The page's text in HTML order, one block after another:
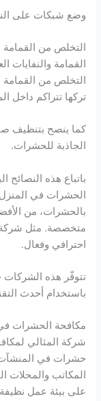
وضع شبكات على
التخلص من
القمامة والنفايات
التخلص من
تركها تتراكم داخل
كما ينصح بتنظيف
الجاذبة للحشرات.
باتباع هذه
الحشرات في
بالحشرات، من
متخصصة. مثل شركة
احترافي وفعال.
تتوفّر هذه
باستخدام أحدث
مكافحة الحشرات في
شركة المثالي
حشرات في المنشآت
المكاتب والمحلات
على بيئة عمل